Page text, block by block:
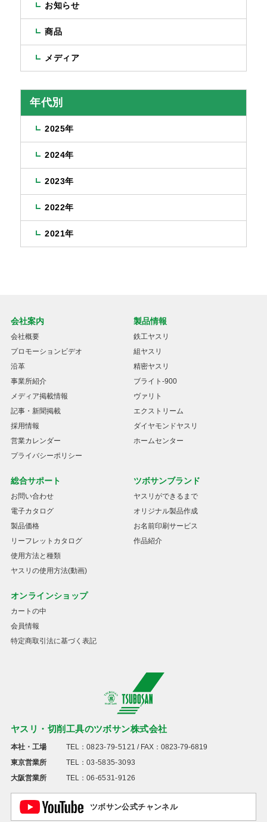
お知らせ
商品
メディア
年代別
2025年
2024年
2023年
2022年
2021年
ヤスリ・切削工具のツボサン株式会社
本社・工場 TEL： 0823-79-5121 / FAX：0823-79-6819
東京営業所
TEL： 03-5835-3093
大阪営業所
TEL： 06-6531-9126
ツボサン公式チャンネル
会社案内
会社概要
プロモーションビデオ
沿革
事業所紹介
メディア掲載情報
記事・新聞掲載
採用情報
営業カレンダー
プライバシーポリシー
製品情報
鉄工ヤスリ
組ヤスリ
精密ヤスリ
ブライト-900
ヴァリト
エクストリーム
ダイヤモンドヤスリ
ホームセンター
総合サポート
お問い合わせ
電子カタログ
製品価格
リーフレットカタログ
使用方法と種類
ヤスリの使用方法(動画)
ツボサンブランド
ヤスリができるまで
オリジナル製品作成
お名前印刷サービス
作品紹介
オンラインショップ
カートの中
会員情報
特定商取引法に基づく表記